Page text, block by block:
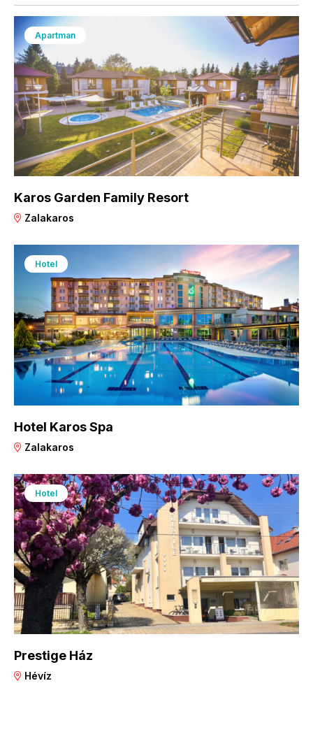
Apartman
Karos Garden Family Resort
Zalakaros
Hotel
Hotel Karos Spa
Zalakaros
Hotel
Prestige Ház
Hévíz